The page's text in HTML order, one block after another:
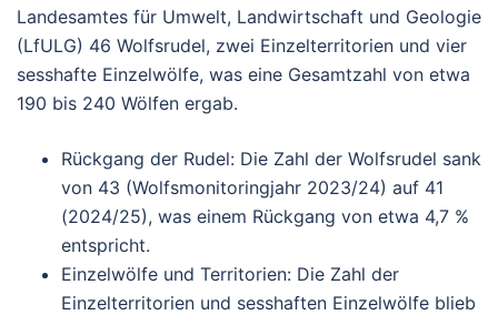
Landesamtes für Umwelt, Landwirtschaft und Geologie
(LfULG) 46 Wolfsrudel, zwei Einzelterritorien und vier
sesshafte Einzelwölfe, was eine Gesamtzahl von etwa
190 bis 240 Wölfen ergab.
Rückgang der Rudel: Die Zahl der Wolfsrudel sank
von 43 (Wolfsmonitoringjahr 2023/24) auf 41
(2024/25), was einem Rückgang von etwa 4,7 %
entspricht.
Einzelwölfe und Territorien: Die Zahl der
Einzelterritorien und sesshaften Einzelwölfe blieb